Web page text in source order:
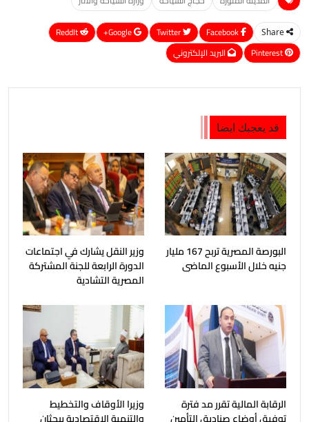
Share
Google+
ReddIt
Pinterest
البريد الإلكتروني
قد يعجبك ايضا
البورصة المصرية تربح 167 مليار
جنيه خلال الأسبوع الماضى
وزير النقل يشارك في اجتماعات
الدورة الرابعة للجنة المشتركة
المصرية التشادية
الرقابة المالية تقرر مد فترة
وزيرا الأوقاف والتخطيط